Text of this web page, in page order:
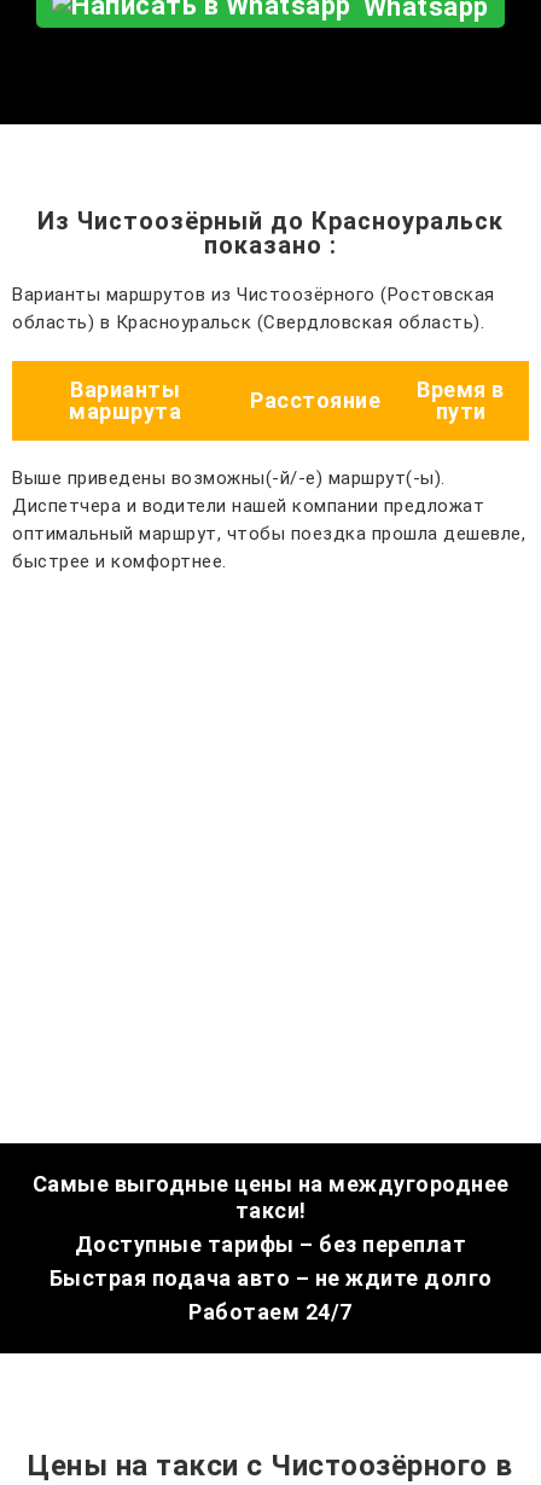
Whatsapp
Из Чистоозёрный до Красноуральск
показано :
Варианты маршрутов из Чистоозёрного (Ростовская
область) в Красноуральск (Свердловская область).
Варианты
маршрута
Расстояние
Время в
пути
Выше приведены возможны(-й/-е) маршрут(-ы).
Диспетчера и водители нашей компании предложат
оптимальный маршрут, чтобы поездка прошла дешевле,
быстрее и комфортнее.
Самые выгодные цены на междугороднее
такси!
Доступные тарифы – без переплат
Быстрая подача авто – не ждите долго
Работаем 24/7
Цены на такси с Чистоозёрного в